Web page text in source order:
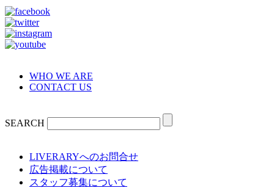
WHO WE ARE
CONTACT US
SEARCH
LIVERARYへのお問合せ
広告掲載について
スタッフ募集について